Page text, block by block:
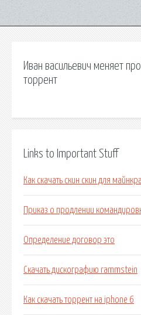
Иван васильевич меняет
торрент
Links to Important Stuff
Как скачать скин скин для
Приказ о продлении
Определение договор это
Скачать дискографию rammstein
Как скачать торрент на iphone 6